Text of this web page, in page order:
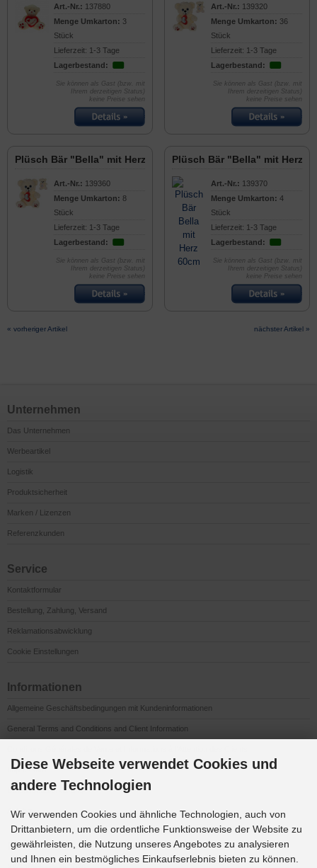
Art.-Nr.: 137880
Menge Umkarton: 3
Stück
Lieferzeit: 1-3 Tage
Lagerbestand:
Sie können als Gast (bzw. mit
Ihrem derzeitigen Status)
keine Preise sehen
Art.-Nr.: 139320
Menge Umkarton: 36
Stück
Lieferzeit: 1-3 Tage
Lagerbestand:
Sie können als Gast (bzw. mit
Ihrem derzeitigen Status)
keine Preise sehen
Plüsch Bär "Bella" mit Herz 45cm
Art.-Nr.: 139360
Menge Umkarton: 8
Stück
Lieferzeit: 1-3 Tage
Lagerbestand:
Sie können als Gast (bzw. mit
Ihrem derzeitigen Status)
keine Preise sehen
Plüsch Bär "Bella" mit Herz
Art.-Nr.: 139370
Menge Umkarton: 4
Stück
Lieferzeit: 1-3 Tage
Lagerbestand:
Sie können als Gast (bzw. mit
Ihrem derzeitigen Status)
keine Preise sehen
« vorheriger Artikel nächster Artikel »
Unternehmen
Das Unternehmen
Werbeartikel
Logistik
Produktsicherheit
Marken / Lizenzen
Referenzkunden
Service
Kontaktformular
Bestellung, Zahlung, Versand
Reklamationsabwicklung
Cookie Einstellungen
Informationen
Allgemeine Geschäftsbedingungen mit Kundeninformationen
General Terms and Conditions and Client Information
Impressum
Datenschutzerklärung
Anfahrt
Downloads
Diese Webseite verwendet Cookies und
andere Technologien
Wir verwenden Cookies und ähnliche Technologien, auch von
Drittanbietern, um die ordentliche Funktionsweise der Website zu
gewährleisten, die Nutzung unseres Angebotes zu analysieren
und Ihnen ein bestmögliches Einkaufserlebnis bieten zu können.